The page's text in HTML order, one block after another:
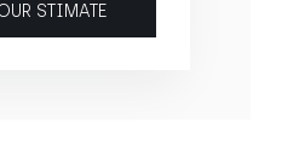
STIMATE